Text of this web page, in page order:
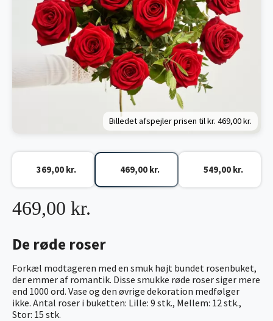
Billedet afspejler prisen til kr. 469,00 kr.
De røde roser
Forkæl modtageren med en smuk højt bundet rosenbuket,
der emmer af romantik. Disse smukke røde roser siger mere
end 1000 ord. Vase og den øvrige dekoration medfølger
ikke. Antal roser i buketten: Lille: 9 stk., Mellem: 12 stk.,
Stor: 15 stk.
469,00 kr.
369,00 kr. 469,00 kr. 549,00 kr.